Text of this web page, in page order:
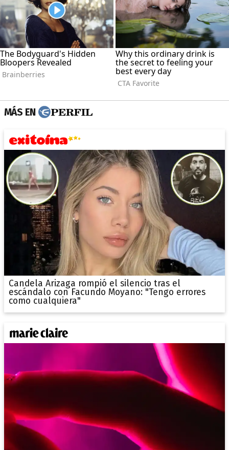
MÁS EN
Candela Arizaga rompió el silencio tras el
escándalo con Facundo Moyano: "Tengo errores
como cualquiera"